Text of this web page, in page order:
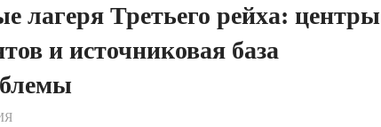
лагеря Третьего рейха: центры
и источниковая база